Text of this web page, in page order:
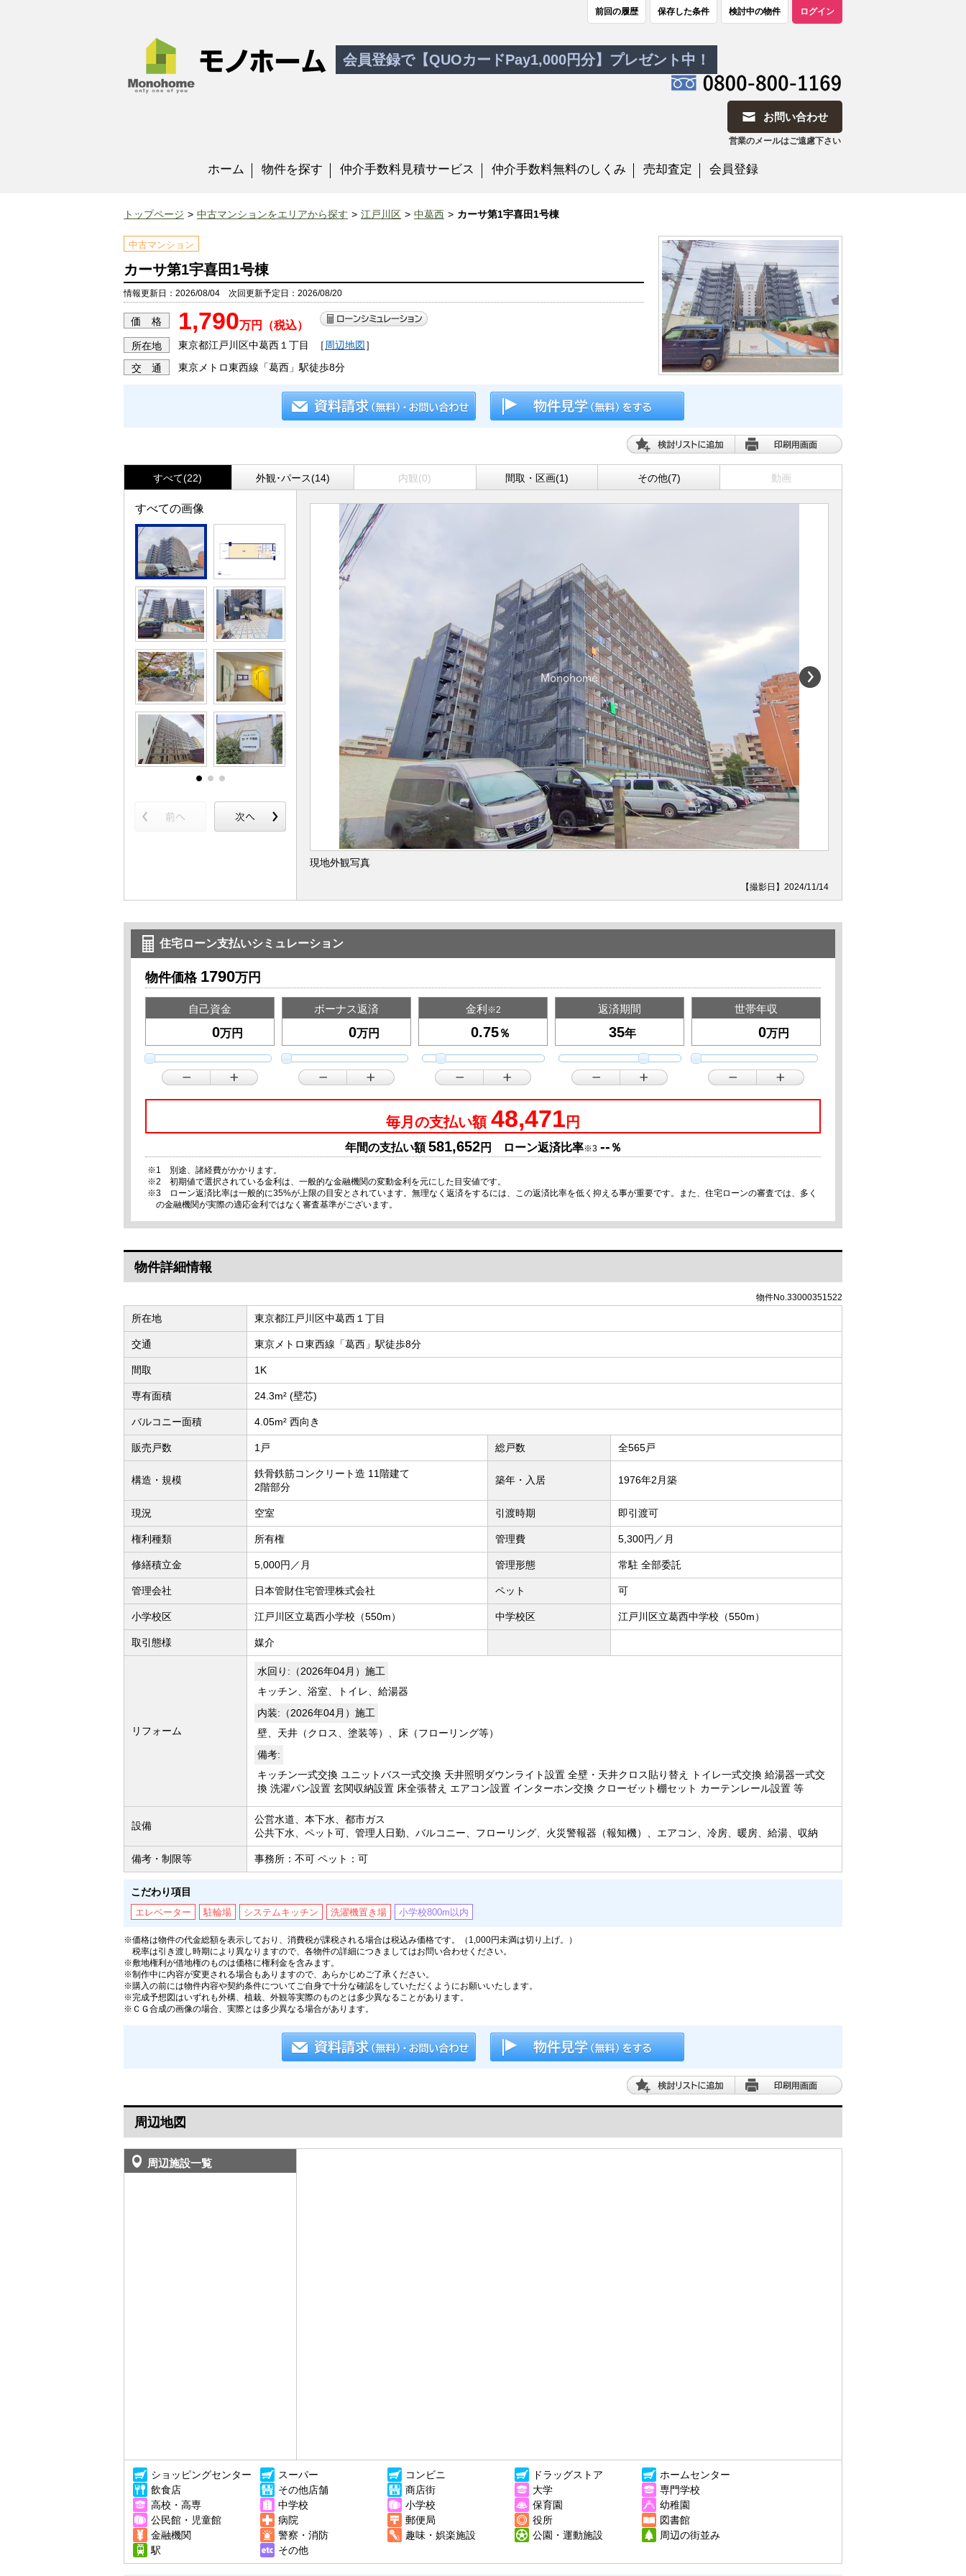
前回の履歴 保存した条件 検討中の物件 ログイン
会員登録で【QUOカードPay1,000円分】プレゼント中！
お問い合わせ
営業のメールはご遠慮下さい
ホーム 物件を探す 仲介手数料見積サービス 仲介手数料無料のしくみ 売却査定 会員登録
トップページ 中古マンションをエリアから探す 江戸川区 中葛西 カーサ第1宇喜田1号棟
中古マンション
カーサ第1宇喜田1号棟
情報更新日：2026/08/04 次回更新予定日：2026/08/20
価 格 1,790万円（税込）
所在地 東京都江戸川区中葛西１丁目 ［ 周辺地図］
交 通 東京メトロ東西線「葛西」駅徒歩8分
すべて(22) 外観･パース(14) 内観(0) 間取・区画(1) その他(7) 動画
すべての画像
現地外観写真
【撮影日】2024/11/14
住宅ローン支払いシミュレーション
物件価格 1790万円
自己資金
万円
ボーナス返済
万円
金利 ※2
％
返済期間
年
世帯年収
万円
毎月の支払い額 48,471 円
年間の支払い額581,652円 ローン返済比率※3 -- ％
※1 別途、諸経費がかかります。
※2 初期値で選択されている金利は、一般的な金融機関の変動金利を元にした目安値です。
※3 ローン返済比率は一般的に35%が上限の目安とされています。無理なく返済をするには、この返済比率を低く抑える事が重要です。また、住宅ローンの審査では、多く
の金融機関が実際の適応金利ではなく審査基準がございます。
物件詳細情報
物件No.33000351522
所在地 東京都江戸川区中葛西１丁目
交通 東京メトロ東西線「葛西」駅徒歩8分
間取 1K
専有面積 24.3m² (壁芯)
バルコニー面積 4.05m² 西向き
販売戸数 1戸 総戸数 全565戸
構造・規模
鉄骨鉄筋コンクリート造 11階建て
2階部分
築年・入居 1976年2月築
現況 空室 引渡時期 即引渡可
権利種類 所有権 管理費 5,300円／月
修繕積立金 5,000円／月 管理形態 常駐 全部委託
管理会社 日本管財住宅管理株式会社 ペット 可
小学校区 江戸川区立葛西小学校（550m） 中学校区 江戸川区立葛西中学校（550m）
取引態様 媒介
リフォーム
水回り:（2026年04月）施工
キッチン、浴室、トイレ、給湯器
内装:（2026年04月）施工
壁、天井（クロス、塗装等）、床（フローリング等）
備考:
キッチン一式交換 ユニットバス一式交換 天井照明ダウンライト設置 全壁・天井クロス貼り替え トイレ一式交換 給湯器一式交
換 洗濯パン設置 玄関収納設置 床全張替え エアコン設置 インターホン交換 クローゼット棚セット カーテンレール設置 等
設備
公営水道、本下水、都市ガス
公共下水、ペット可、管理人日勤、バルコニー、フローリング、火災警報器（報知機）、エアコン、冷房、暖房、給湯、収納
備考・制限等 事務所：不可 ペット：可
こだわり項目
エレベーター 駐輪場 システムキッチン 洗濯機置き場 小学校800m以内
※価格は物件の代金総額を表示しており、消費税が課税される場合は税込み価格です。（1,000円未満は切り上げ。）
税率は引き渡し時期により異なりますので、各物件の詳細につきましてはお問い合わせください。
※敷地権利が借地権のものは価格に権利金を含みます。
※制作中に内容が変更される場合もありますので、あらかじめご了承ください。
※購入の前には物件内容や契約条件についてご自身で十分な確認をしていただくようにお願いいたします。
※完成予想図はいずれも外構、植栽、外観等実際のものとは多少異なることがあります。
※ＣＧ合成の画像の場合、実際とは多少異なる場合があります。
周辺地図
周辺施設一覧
ショッピングセンター スーパー コンビニ ドラッグストア
ホームセンター
飲食店
その他店舗 商店街 大学
専門学校
高校・高専
中学校 小学校 保育園
幼稚園
公民館・児童館
病院 郵便局 役所
図書館
金融機関
警察・消防 趣味・娯楽施設 公園・運動施設
周辺の街並み
駅
その他